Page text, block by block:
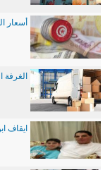
أسعار
الغرفة
ايقاف